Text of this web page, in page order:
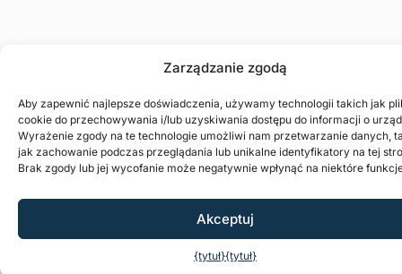
Zarządzanie zgodą
Aby zapewnić najlepsze doświadczenia, używamy technologii takich jak
cookie do przechowywania i/lub uzyskiwania dostępu do informacji o
Wyrażenie zgody na te technologie umożliwi nam przetwarzanie danych,
jak zachowanie podczas przeglądania lub unikalne identyfikatory na tej
Brak zgody lub jej wycofanie może negatywnie wpłynąć na niektóre
Akceptuj
{tytuł}{tytuł}